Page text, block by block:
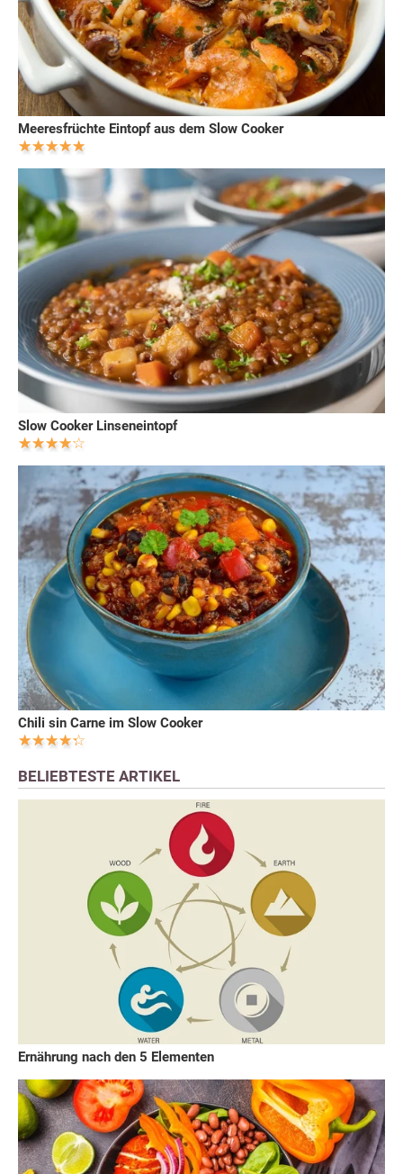
Meeresfrüchte Eintopf aus dem Slow Cooker
Slow Cooker Linseneintopf
Chili sin Carne im Slow Cooker
BELIEBTESTE ARTIKEL
Ernährung nach den 5 Elementen